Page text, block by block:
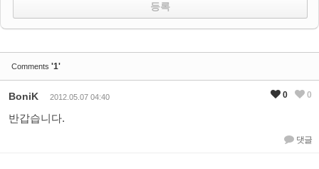
Comments '1'
BoniK 2012.05.07 04:40
반갑습니다.
댓글
0 0